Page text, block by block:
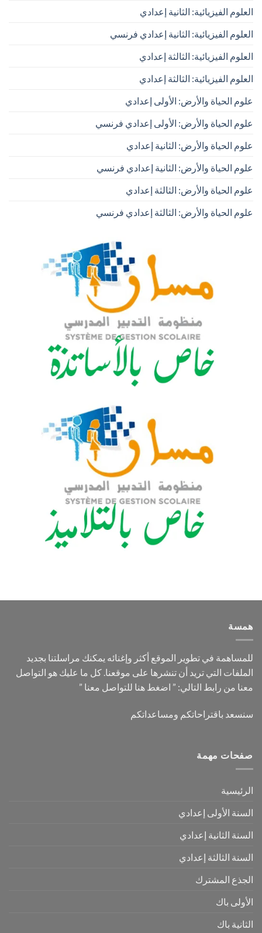
العلوم الفيزيائية: الثانية إعدادي
العلوم الفيزيائية: الثانية إعدادي فرنسي
العلوم الفيزيائية: الثالثة إعدادي
العلوم الفيزيائية: الثالثة إعدادي
علوم الحياة والأرض: الأولى إعدادي
علوم الحياة والأرض: الأولى إعدادي فرنسي
علوم الحياة والأرض: الثانية إعدادي
علوم الحياة والأرض: الثانية إعدادي فرنسي
علوم الحياة والأرض: الثالثة إعدادي
علوم الحياة والأرض: الثالثة إعدادي فرنسي
همسة
للمساهمة في تطوير الموقع أكثر وإغنائه يمكنك مراسلتنا بجديد
الملفات التي تريد أن تنشرها على موقعنا. كل ما عليك هو التواصل
معنا من رابط التالي: ” اضغط هنا للتواصل معنا ”
سنسعد باقتراحاتكم ومساعداتكم
صفحات مهمة
الرئيسية
السنة الأولى إعدادي
السنة الثانية إعدادي
السنة الثالثة إعدادي
الجذع المشترك
الأولى باك
الثانية باك